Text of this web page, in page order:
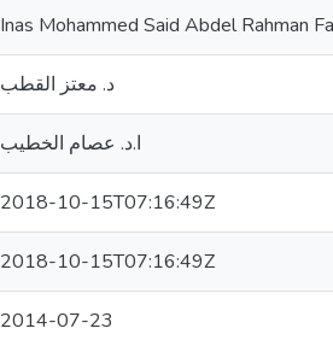
Inas Mohammed Said Abdel Rahman
د. معتز القطب
ا.د. عصام الخطيب
2018-10-15T07:16:49Z
2018-10-15T07:16:49Z
2014-07-23